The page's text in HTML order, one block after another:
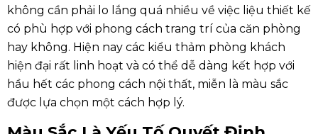
không cần phải lo lắng quá nhiều về việc liệu thiết kế
có phù hợp với phong cách trang trí của căn phòng
hay không. Hiện nay các kiểu thảm phòng khách
hiện đại rất linh hoạt và có thể dễ dàng kết hợp với
hầu hết các phong cách nội thất, miễn là màu sắc
được lựa chọn một cách hợp lý.